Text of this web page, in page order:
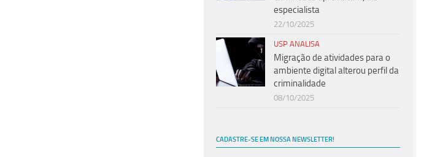
especialista
22/10/2025
USP ANALISA
Migração de atividades para o
ambiente digital alterou perfil da
criminalidade
08/10/2025
CADASTRE-SE EM NOSSA NEWSLETTER!